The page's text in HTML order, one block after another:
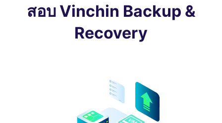
สอบ Vinchin Backup &
Recovery